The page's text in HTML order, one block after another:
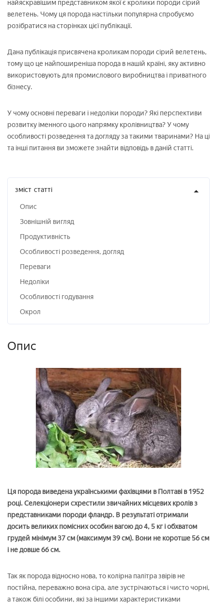
найяскравішим представником якої є кролики породи сірий
велетень. Чому ця порода настільки популярна спробуємо
розібратися на сторінках цієї публікації.
Дана публікація присвячена кроликам породи сірий велетень,
тому що це найпоширеніша порода в нашій країні, яку активно
використовують для промислового виробництва і приватного
бізнесу.
У чому основні переваги і недоліки породи? Які перспективи
розвитку іменного цього напрямку кролівництва? У чому
особливості розведення та догляду за такими тваринами? На ці
та інші питання ви зможете знайти відповідь в даній статті.
зміст статті
Опис
Зовнішній вигляд
Продуктивність
Особливості розведення, догляд
Переваги
Недоліки
Особливості годування
Окрол
Опис
Ця порода виведена українськими фахівцями в Полтаві в 1952
році. Селекціонери схрестили звичайних місцевих кролів з
представниками породи фландр. В результаті отримали
досить великих помісних особин вагою до 4, 5 кг і обхватом
грудей мінімум 37 см (максимум 39 см). Вони не коротше 56 см
і не довше 66 см.
Так як порода відносно нова, то колірна палітра звірів не
постійна, переважно вона сіра, але зустрічаються і чисто чорні,
а також білі особини, які за іншими характеристиками